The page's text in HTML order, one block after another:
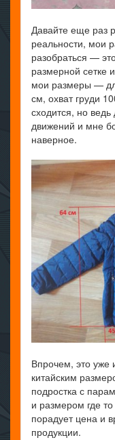
Давайте еще раз
реальности, мои
разобраться —
размерной сетке
мои размеры —
см, охват груди
сходится, но
движений и мне
наверное.
Впрочем, это уже
китайским
подростка с
и размером где
порадует цена и
продукции.